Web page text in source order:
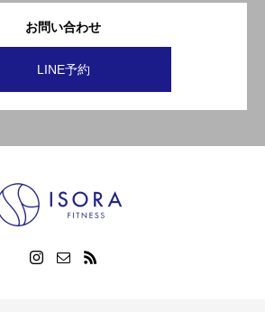
お問い合わせ
LINE予約